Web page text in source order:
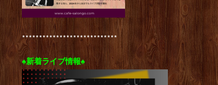
****************************
♠新着ライブ情報♠